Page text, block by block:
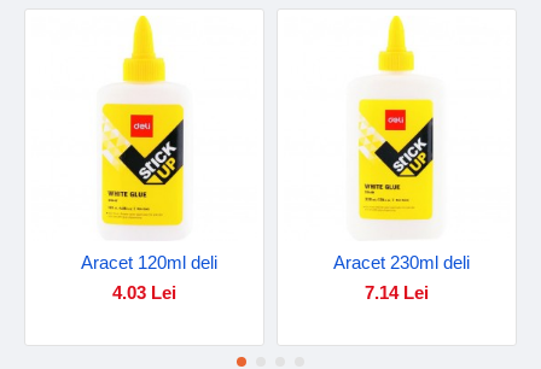
Aracet 120ml deli
4.03 Lei
Aracet 230ml deli
7.14 Lei